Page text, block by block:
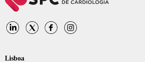
Lisboa